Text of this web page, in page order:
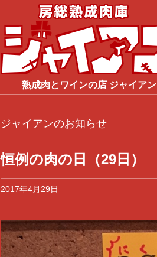
熟成肉と ワインの店 ジャイアン
ジャイアンのお知らせ
恒例の肉の日（29日）
2017年4月29日